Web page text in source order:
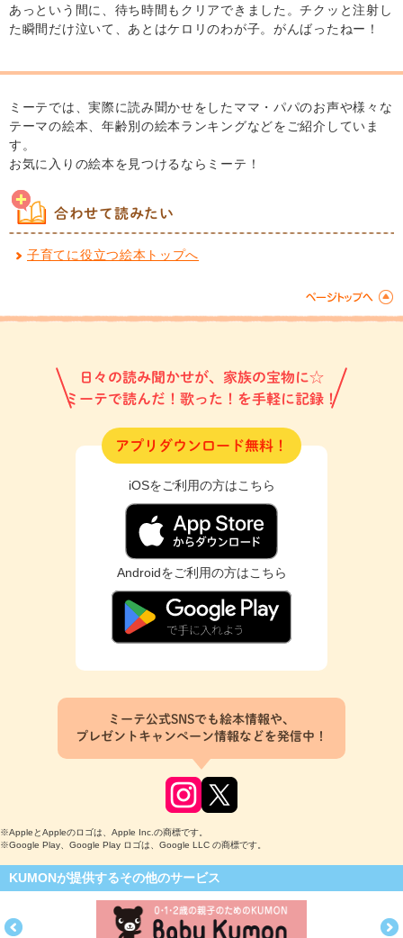
あっという間に、待ち時間もクリアできました。チクッと注射し
た瞬間だけ泣いて、あとはケロリのわが子。がんばったねー！
ミーテでは、実際に読み聞かせをしたママ・パパのお声や様々な
テーマの絵本、年齢別の絵本ランキングなどをご紹介していま
す。
お気に入りの絵本を見つけるならミーテ！
合わせて読みたい
子育てに役立つ絵本トップへ
日々の読み聞かせが、家族の宝物に☆
ミーテで読んだ！歌った！を手軽に記録！
アプリダウンロード無料！
iOSをご利用の方はこちら
Androidをご利用の方はこちら
ミーテ公式SNSでも絵本情報や、
プレゼントキャンペーン情報などを発信中！
※AppleとAppleのロゴは、Apple Inc.の商標です。
※Google Play、Google Play ロゴは、Google LLC の商標です。
KUMONが提供するその他のサービス